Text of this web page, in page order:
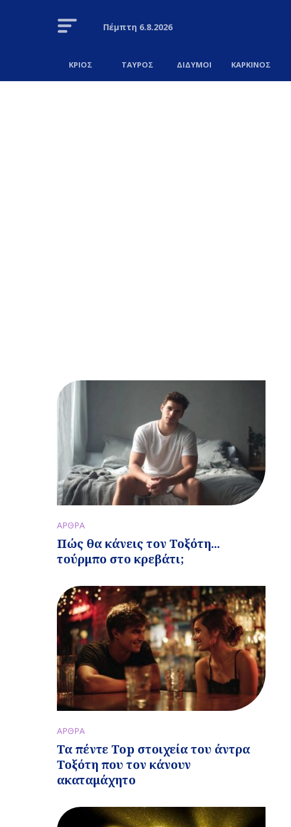
Πέμπτη6.8.2026
ΚΡΙΟΣ ΤΑΥΡΟΣ ΔΙΔΥΜΟΙ ΚΑΡΚΙΝΟΣ
ΑΡΘΡΑ
Πώς θα κάνεις τον Τοξότη...
τούρμπο στο κρεβάτι;
ΑΡΘΡΑ
Τα πέντε Top στοιχεία του άντρα
Τοξότη που τον κάνουν
ακαταμάχητο